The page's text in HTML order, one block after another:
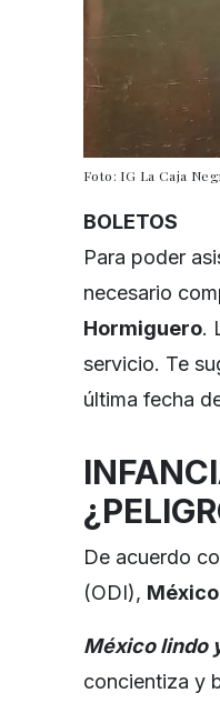
Foto: IG La Caja
BOLETOS
Para poder
necesario
Hormiguero.
servicio. Te
última fecha
De acuerdo
(ODI),
México lindo
concientiza y